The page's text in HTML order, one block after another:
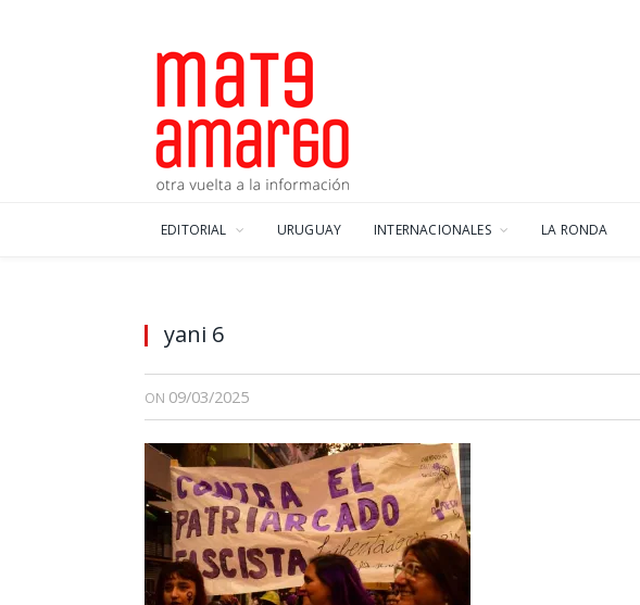
EDITORIAL URUGUAY INTERNACIONALES LA RONDA
yani 6
ON 09/03/2025